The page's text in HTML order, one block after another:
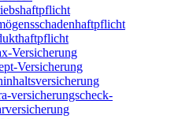
Versicherung
Versicherung
versicherungscheck-